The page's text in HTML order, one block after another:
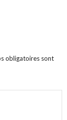
obligatoires sont